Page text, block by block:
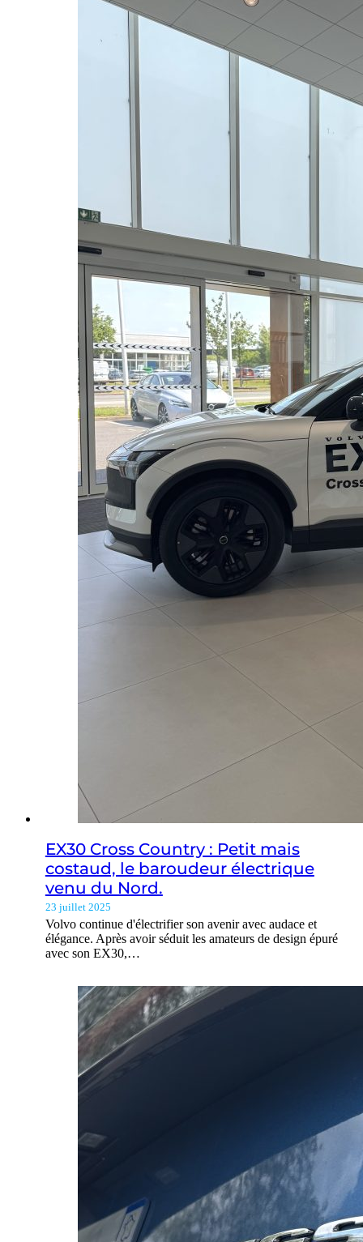
EX30 Cross Country : Petit mais
costaud, le baroudeur électrique
venu du Nord.
23 juillet 2025
Volvo continue d'électrifier son avenir avec audace et
élégance. Après avoir séduit les amateurs de design épuré
avec son EX30,…